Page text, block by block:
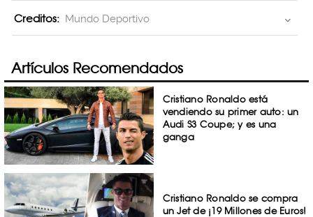
Creditos: Mundo Deportivo
Artículos Recomendados
Cristiano Ronaldo está
vendiendo su primer auto: un
Audi S3 Coupe; y es una
ganga
Cristiano Ronaldo se compra
un Jet de ¡19 Millones de Euros!